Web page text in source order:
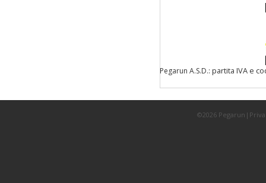
Pegarun A.S.D.: partita IVA e
©2026 Pegarun|